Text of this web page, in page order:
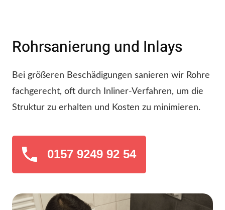
Rohrsanierung und Inlays
Bei größeren Beschädigungen sanieren wir Rohre
fachgerecht, oft durch Inliner-Verfahren, um die
Struktur zu erhalten und Kosten zu minimieren.
0157 9249 92 54